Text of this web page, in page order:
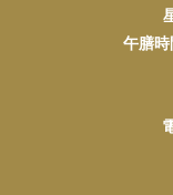
午膳